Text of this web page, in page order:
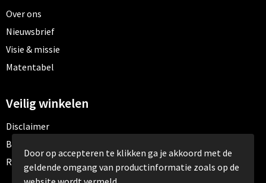
Over ons
Nieuwsbrief
Visie & missie
Matentabel
Veilig winkelen
Disclaimer
Betaalmethoden
Retourneren
Door op accepteren te klikken ga je akkoord met de
geldende omgang van productinformatie zoals op de